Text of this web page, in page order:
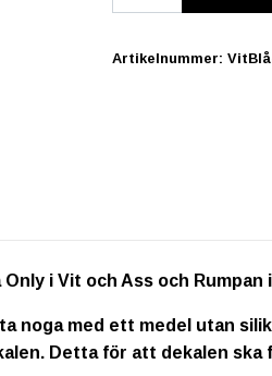
Artikelnummer:
i Vit och Ass och Rumpan
noga med ett medel utan
Detta för att dekalen